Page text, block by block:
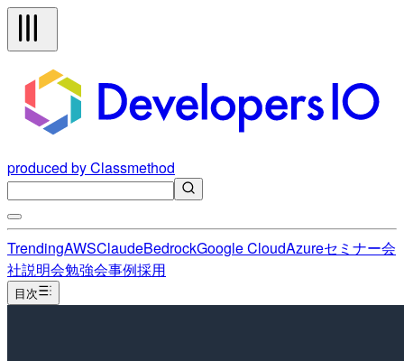
produced by Classmethod
TrendingAWSClaudeBedrockGoogle CloudAzureセミナー会
社説明会勉強会事例採用
目次